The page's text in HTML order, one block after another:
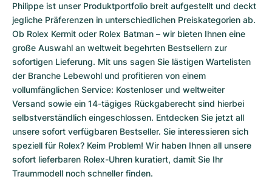
Philippe ist unser Produktportfolio breit aufgestellt und deckt
jegliche Präferenzen in unterschiedlichen Preiskategorien ab.
Ob Rolex Kermit oder Rolex Batman – wir bieten Ihnen eine
große Auswahl an weltweit begehrten Bestsellern zur
sofortigen Lieferung. Mit uns sagen Sie lästigen Wartelisten
der Branche Lebewohl und profitieren von einem
vollumfänglichen Service: Kostenloser und weltweiter
Versand sowie ein 14-tägiges Rückgaberecht sind hierbei
selbstverständlich eingeschlossen. Entdecken Sie jetzt all
unsere sofort verfügbaren Bestseller. Sie interessieren sich
speziell für Rolex? Keim Problem! Wir haben Ihnen all unsere
sofort lieferbaren Rolex-Uhren kuratiert, damit Sie Ihr
Traummodell noch schneller finden.